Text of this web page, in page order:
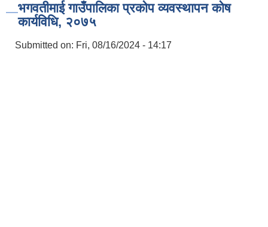
भगवतीमाई गाउँपालिका प्रकोप व्यवस्थापन कोष
कार्यविधि, २०७५
Submitted on: Fri, 08/16/2024 - 14:17